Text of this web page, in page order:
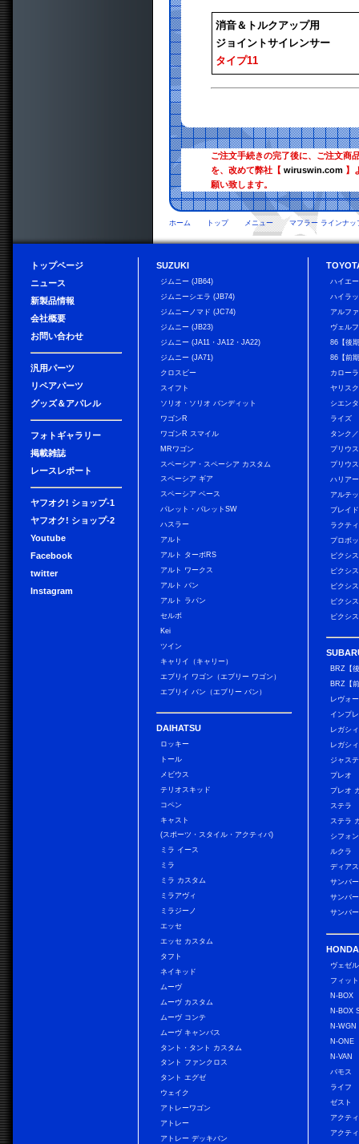
消音＆トルクアップ用
ジョイントサイレンサー
タイプ11
ご注文手続きの完了後に、ご注文商
を、改めて弊社【wiruswin.com 】
願い致します。
ホーム トップ メニュー マフラー ラインナッ
トップページ
ニュース
新製品情報
会社概要
お問い合わせ
汎用パーツ
リペアパーツ
グッズ＆アパレル
フォトギャラリー
掲載雑誌
レースレポート
ヤフオク! ショップ-1
ヤフオク! ショップ-2
Youtube
Facebook
twitter
Instagram
SUZUKI
ジムニー (JB64)
ジムニーシエラ (JB74)
ジムニーノマド (JC74)
ジムニー (JB23)
ジムニー (JA11・JA12・JA22)
ジムニー (JA71)
クロスビー
スイフト
ソリオ・ソリオ バンディット
ワゴンR
ワゴンR スマイル
MRワゴン
スペーシア・スペーシア カスタム
スペーシア ギア
スペーシア ベース
パレット・パレットSW
ハスラー
アルト
アルト ターボRS
アルト ワークス
アルト バン
アルト ラパン
セルボ
Kei
ツイン
キャリイ（キャリー）
エブリイ ワゴン（エブリー ワゴン）
エブリイ バン（エブリー バン）
DAIHATSU
ロッキー
トール
メビウス
テリオスキッド
コペン
キャスト
(スポーツ・スタイル・アクティバ)
ミラ イース
ミラ
ミラ カスタム
ミラアヴィ
ミラジーノ
エッセ
エッセ カスタム
タフト
ネイキッド
ムーヴ
ムーヴ カスタム
ムーヴ コンテ
ムーヴ キャンバス
タント・タント カスタム
タント ファンクロス
タント エグゼ
ウェイク
アトレーワゴン
アトレー
アトレー デッキバン
ハイエ
ハイラ
アルフ
ヴェル
86【後
86【前
カロー
ヤリス
シエンタ
ライズ
タンク
プリウス
プリウ
ハリアー
アルテ
ブレイド
ラクテ
プロボ
ピクシ
ピクシ
ピクシ
ピクシ
ピクシ
BRZ【
BRZ【
レヴォ
インプ
レガシ
レガシ
ジャス
プレオ
プレオ
ステラ
ステラ
シフォ
ルクラ
ディア
サンバ
サンバ
サンバ
HONDA
ヴェゼル
フィット
N-BOX
N-BOX
N-WGN
N-ONE
N-VAN
バモス
ライフ
ゼスト
アクテ
アクテ